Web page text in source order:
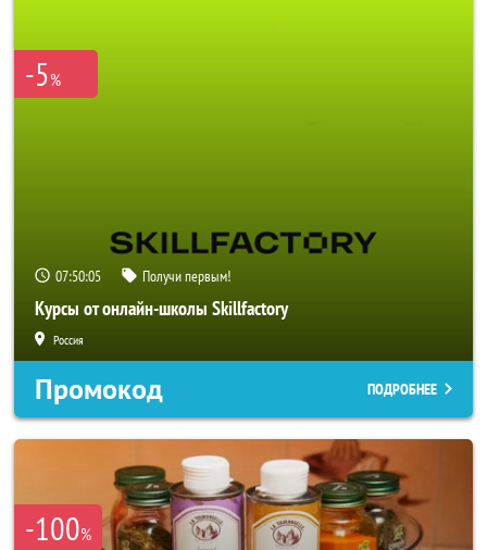
-5%
07:50:02 Получи первым!
Курсы от онлайн-школы Skillfactory
Россия
Промокод ПОДРОБНЕЕ
-100%